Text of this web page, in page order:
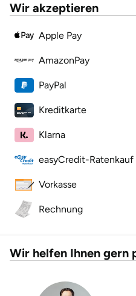
Wir akzeptieren
Apple Pay
AmazonPay
PayPal
Kreditkarte
Klarna
easyCredit-Ratenkauf
Vorkasse
Rechnung
Wir helfen Ihnen gern
Lüneburg
Magdeburg
Main-Kinzig-Kreis
Mecklenburgische Seenplatte